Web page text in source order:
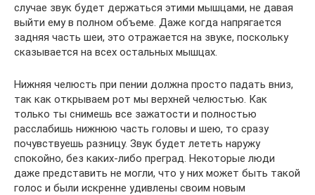
случае звук будет держаться этими мышцами, не давая
выйти ему в полном объеме. Даже когда напрягается
задняя часть шеи, это отражается на звуке, поскольку
сказывается на всех остальных мышцах.
Нижняя челюсть при пении должна просто падать вниз,
так как открываем рот мы верхней челюстью. Как
только ты снимешь все зажатости и полностью
расслабишь нижнюю часть головы и шею, то сразу
почувствуешь разницу. Звук будет лететь наружу
спокойно, без каких-либо преград. Некоторые люди
даже представить не могли, что у них может быть такой
голос и были искренне удивлены своим новым